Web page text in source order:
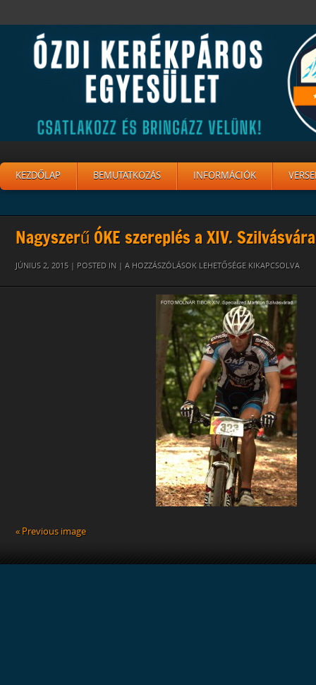
KEZDŐLAP BEMUTATKOZÁS INFORMÁCIÓK
Nagyszerű ÓKE szereplés a XIV.
JÚNIUS 2, 2015 | POSTED IN | ISTVÁN
A HOZZÁSZÓLÁSOK LEHETŐSÉGE KIKAPCSOLVA
« Previous image